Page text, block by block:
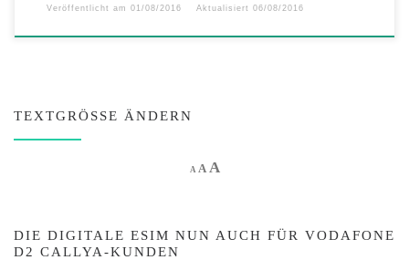
Veröffentlicht am 01/08/2016 Aktualisiert 06/08/2016
TEXTGRÖSSE ÄNDERN
A Decrease font size.
AReset font size.
AIncrease font size.
DIE DIGITALE ESIM NUN AUCH FÜR VODAFONE
D2 CALLYA-KUNDEN